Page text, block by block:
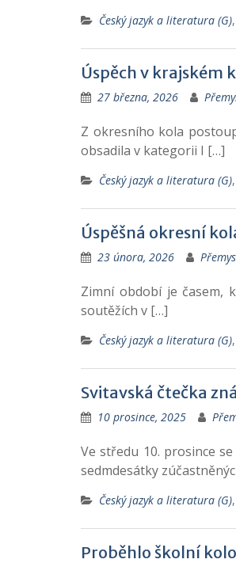
Český jazyk a literatura (G),
Úspěch v krajském
27 března, 2026
Z okresního kola
obsadila v kategorii I […]
Český jazyk a literatura (G),
Úspěšná okresní
23 února, 2026
Zimní období je časem,
soutěžích v […]
Český jazyk a literatura (G),
Svitavská čtečka
10 prosince, 2025
Ve středu 10. prosince
sedmdesátky
Český jazyk a literatura (G),
Proběhlo školní